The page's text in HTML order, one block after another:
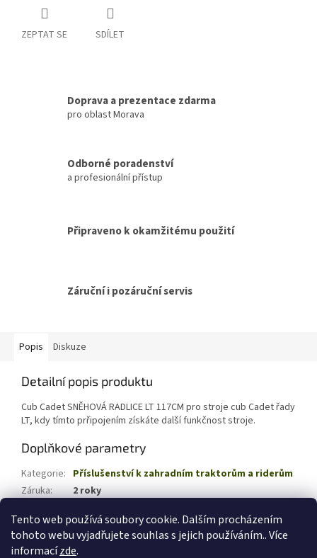
Tento web používá soubory cookie. Dalším procházením
tohoto webu vyjadřujete souhlas s jejich používáním.. Více
informacízde.
ZEPTAT SE SDÍLET
Doprava a prezentace zdarma
pro oblast Morava
Odborné poradenství
a profesionální přístup
Připraveno k okamžitému použití
Záruční i pozáruční servis
Popis Diskuze
Detailní popis produktu
Cub Cadet SNĚHOVÁ RADLICE LT 117CM pro stroje cub Cadet řady
LT, kdy tímto prřipojením získáte další funkčnost stroje.
Doplňkové parametry
Kategorie: Příslušenství k zahradním traktorům a riderům
Záruka:
2 roky